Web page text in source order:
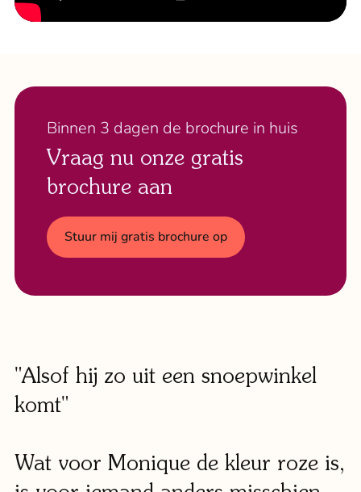
Binnen 3 dagen de brochure in huis
Vraag nu onze gratis
brochure aan
Stuur mij gratis brochure op
"Alsof hij zo uit een snoepwinkel
komt"
Wat voor Monique de kleur roze is,